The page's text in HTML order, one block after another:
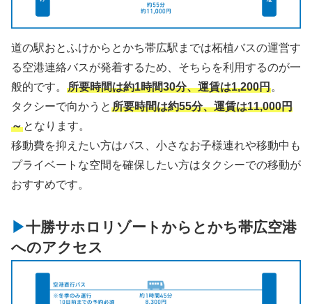
道の駅おとふけからとかち帯広駅までは柘植バスの運営す
る空港連絡バスが発着するため、そちらを利用するのが一
般的です。 所要時間は約1時間30分、運賃は1,200円。
タクシーで向かうと 所要時間は約55分、運賃は11,000円
～となります。
移動費を抑えたい方はバス、小さなお子様連れや移動中も
プライベートな空間を確保したい方はタクシーでの移動が
おすすめです。
十勝サホロリゾートからとかち帯広空港
へのアクセス